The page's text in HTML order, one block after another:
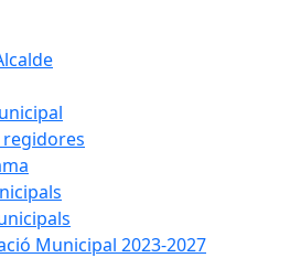
regidores
Municipal 2023-2027